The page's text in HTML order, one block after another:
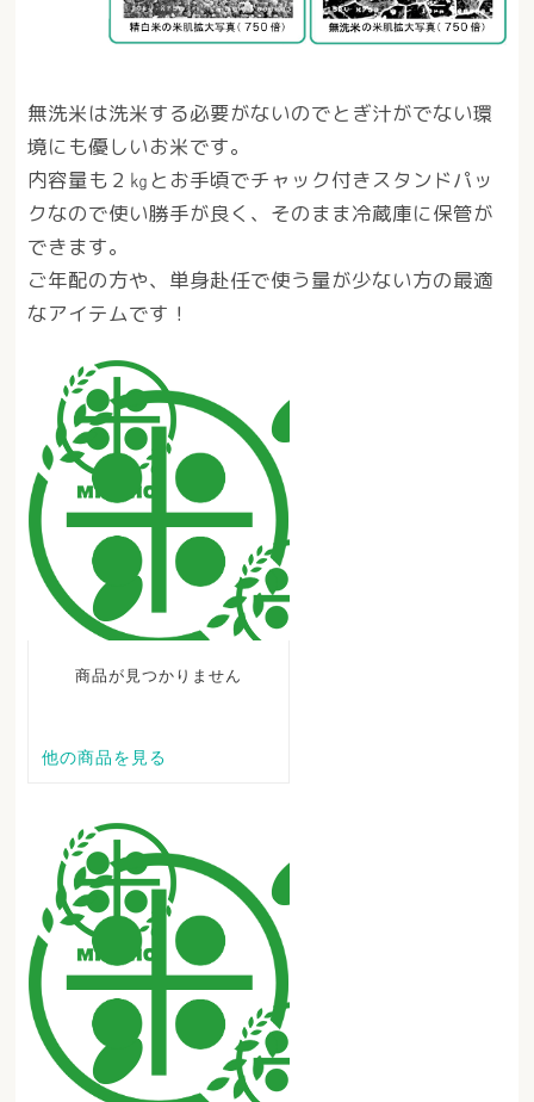
無洗米は洗米する必要がないのでとぎ汁がでない環
境にも優しいお米です。
内容量も２㎏とお手頃でチャック付きスタンドパッ
クなので使い勝手が良く、そのまま冷蔵庫に保管が
できます。
ご年配の方や、単身赴任で使う量が少ない方の最適
なアイテムです！